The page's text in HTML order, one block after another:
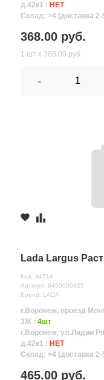
д.42к1 : НЕТ
Склад: >4 (доставка 2-
368.00 руб.
1 шт х 368.00 руб.
-
Lada Largus
Код: 44514
Артикул: 8450000425
Бренд: LADA
г.Воронеж, проезд
3Ж : 4шт
г.Воронеж, ул.Лидии
д.42к1 : НЕТ
Склад: >4 (доставка 2-
465.00 руб.